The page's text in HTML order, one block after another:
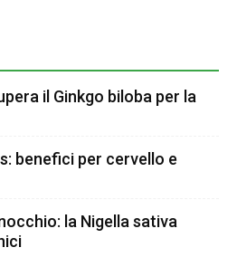
il Ginkgo biloba per la
benefici per cervello e
la Nigella sativa